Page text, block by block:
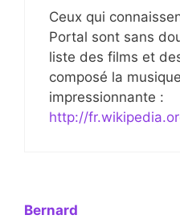
Ceux qui
Portal sont sans
liste des films et
composé la
impressionnante :
http://
Bernard